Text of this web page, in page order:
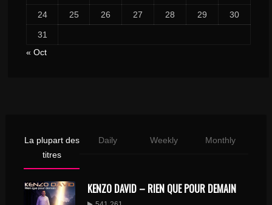
24 25 26 27 28 29 30
31
« Oct
La plupart des
titres
Daily Weekly Monthly
KENZO DAVID – RIEN QUE POUR DEMAIN